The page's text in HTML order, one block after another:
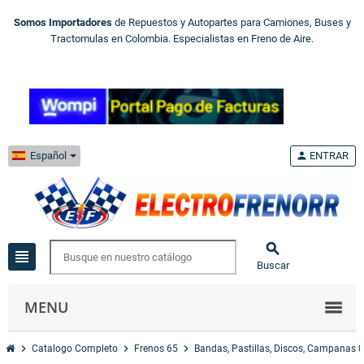
Somos Importadores de Repuestos y Autopartes para Camiones, Buses y
Tractomulas en Colombia. Especialistas en Freno de Aire.
Español
view_headline 
Buscar
person ENTRAR
MENU
chevron_right Catalogo Completo chevron_right Frenos 65 chevron_right Bandas, Pastillas, Discos, Campanas